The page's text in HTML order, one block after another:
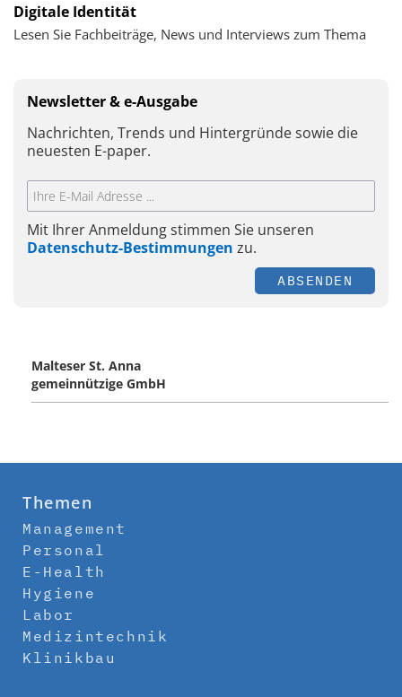
Digitale Identität
Lesen Sie Fachbeiträge, News und Interviews zum Thema
Newsletter & e-Ausgabe
Nachrichten, Trends und Hintergründe sowie die
neuesten E-paper.
Mit Ihrer Anmeldung stimmen Sie unseren
Datenschutz-Bestimmungen zu.
ABSENDEN
Malteser St. Anna
gemeinnützige GmbH
Themen
Management
Personal
E-Health
Hygiene
Labor
Medizintechnik
Klinikbau